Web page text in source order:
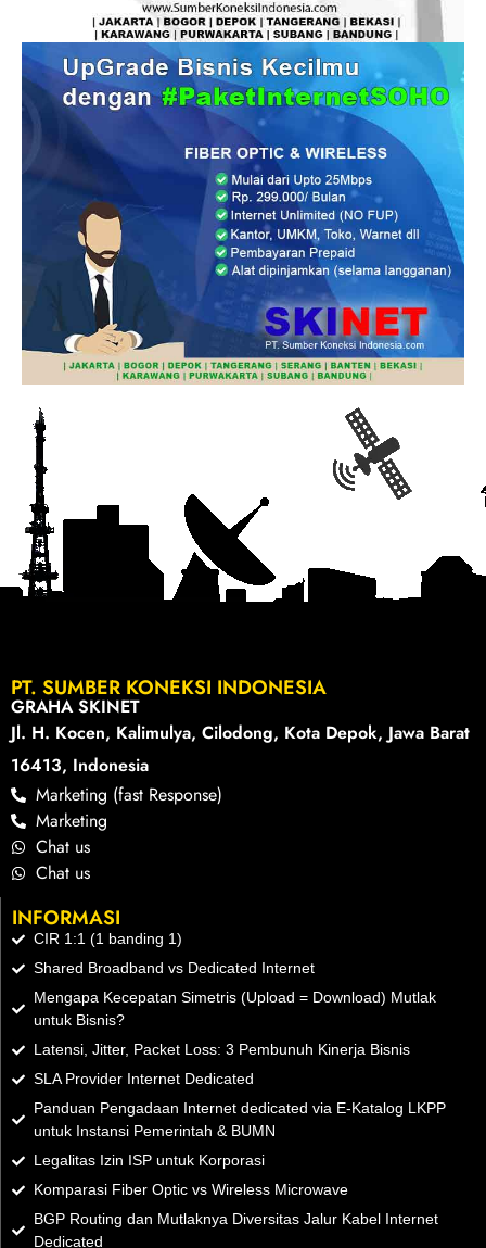
PT. SUMBER KONEKSI INDONESIA
GRAHA SKINET
Jl. H. Kocen, Kalimulya, Cilodong, Kota Depok, Jawa Barat
16413, Indonesia
Marketing (fast Response)
Marketing
Chat us
Chat us
INFORMASI
CIR 1:1 (1 banding 1)
Shared Broadband vs Dedicated Internet
Mengapa Kecepatan Simetris (Upload = Download) Mutlak
untuk Bisnis?
Latensi, Jitter, Packet Loss: 3 Pembunuh Kinerja Bisnis
SLA Provider Internet Dedicated
Panduan Pengadaan Internet dedicated via E-Katalog LKPP
untuk Instansi Pemerintah & BUMN
Legalitas Izin ISP untuk Korporasi
Komparasi Fiber Optic vs Wireless Microwave
BGP Routing dan Mutlaknya Diversitas Jalur Kabel Internet
Dedicated